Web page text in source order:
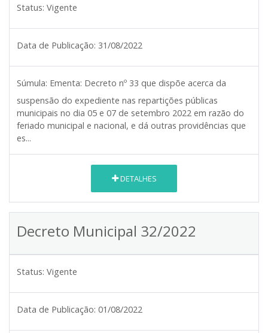
Status: Vigente
Data de Publicação: 31/08/2022
Súmula: Ementa: Decreto nº 33 que dispõe acerca da
suspensão do expediente nas repartições públicas
municipais no dia 05 e 07 de setembro 2022 em razão do
feriado municipal e nacional, e dá outras providências que
es...
DETALHES
Decreto Municipal 32/2022
Status: Vigente
Data de Publicação: 01/08/2022